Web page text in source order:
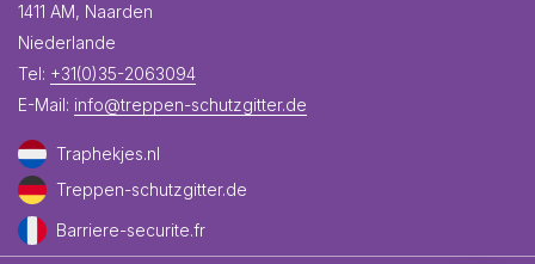
1411 AM, Naarden
Niederlande
Tel: +31(0)35-2063094
E-Mail: info@treppen-schutzgitter.de
Traphekjes.nl
Treppen-schutzgitter.de
Barriere-securite.fr